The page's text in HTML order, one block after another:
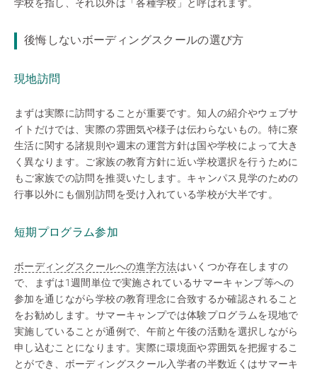
学校を指し、それ以外は「各種学校」と呼ばれます。
後悔しないボーディングスクールの選び方
現地訪問
まずは実際に訪問することが重要です。知人の紹介やウェブサ
イトだけでは、実際の雰囲気や様子は伝わらないもの。特に寮
生活に関する諸規則や週末の運営方針は国や学校によって大き
く異なります。ご家族の教育方針に近い学校選択を行うために
もご家族での訪問を推奨いたします。キャンパス見学のための
行事以外にも個別訪問を受け入れている学校が大半です。
短期プログラム参加
ボーディングスクールへの進学方法はいくつか存在しますの
で、まずは1週間単位で実施されているサマーキャンプ等への
参加を通じながら学校の教育理念に合致するか確認されること
をお勧めします。サマーキャンプでは体験プログラムを現地で
実施していることが通例で、午前と午後の活動を選択しながら
申し込むことになります。実際に環境面や雰囲気を把握するこ
とができ、ボーディングスクール入学者の半数近くはサマーキ